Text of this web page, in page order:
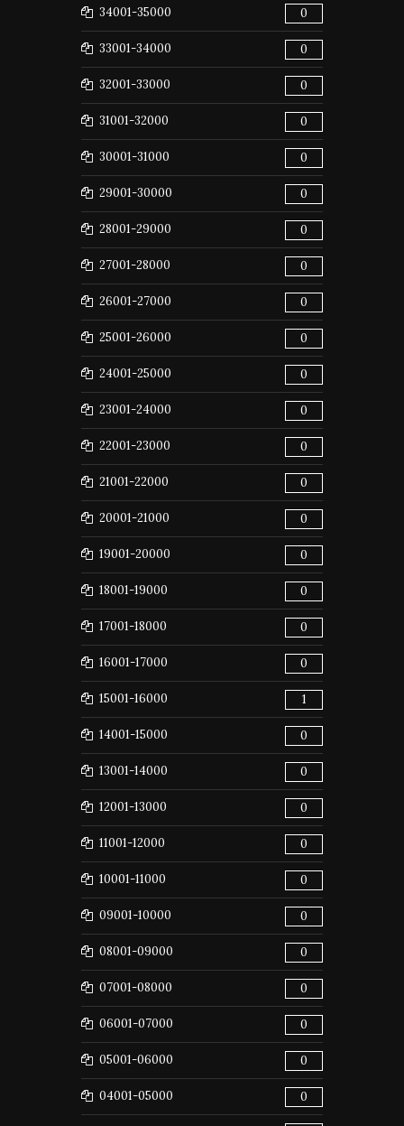
34001-35000 0
33001-34000 0
32001-33000 0
31001-32000 0
30001-31000 0
29001-30000 0
28001-29000 0
27001-28000 0
26001-27000 0
25001-26000 0
24001-25000 0
23001-24000 0
22001-23000 0
21001-22000 0
20001-21000 0
19001-20000 0
18001-19000 0
17001-18000 0
16001-17000 0
15001-16000 1
14001-15000 0
13001-14000 0
12001-13000 0
11001-12000 0
10001-11000 0
09001-10000 0
08001-09000 0
07001-08000 0
06001-07000 0
05001-06000 0
04001-05000 0